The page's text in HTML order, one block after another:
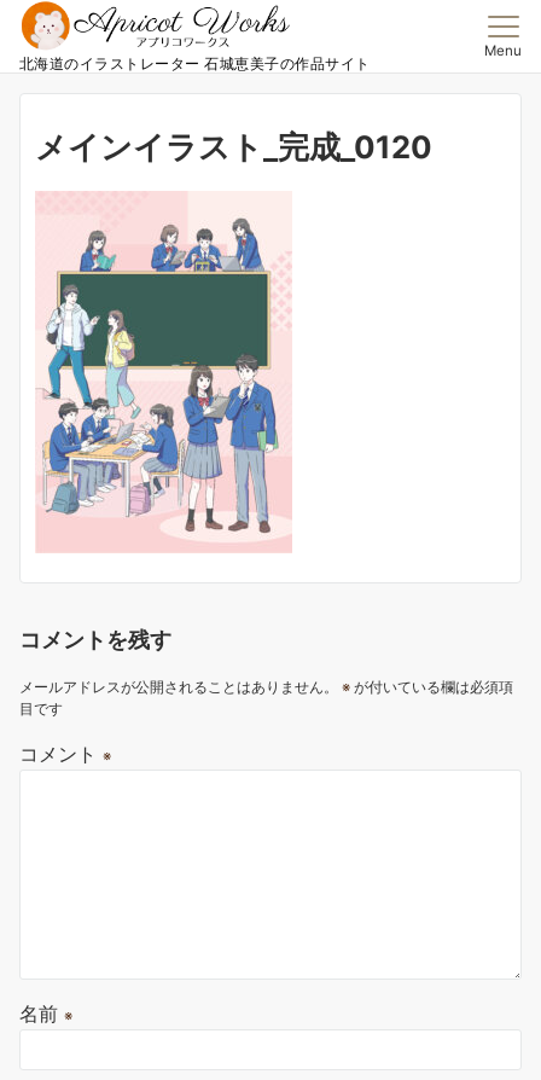
北海道のイラストレーター 石城恵美子の作品サイト
Menu
メインイラスト_完成_0120
コメントを残す
メールアドレスが公開されることはありません。 ※ が付いている欄は必須項
目です
コメント ※
名前 ※